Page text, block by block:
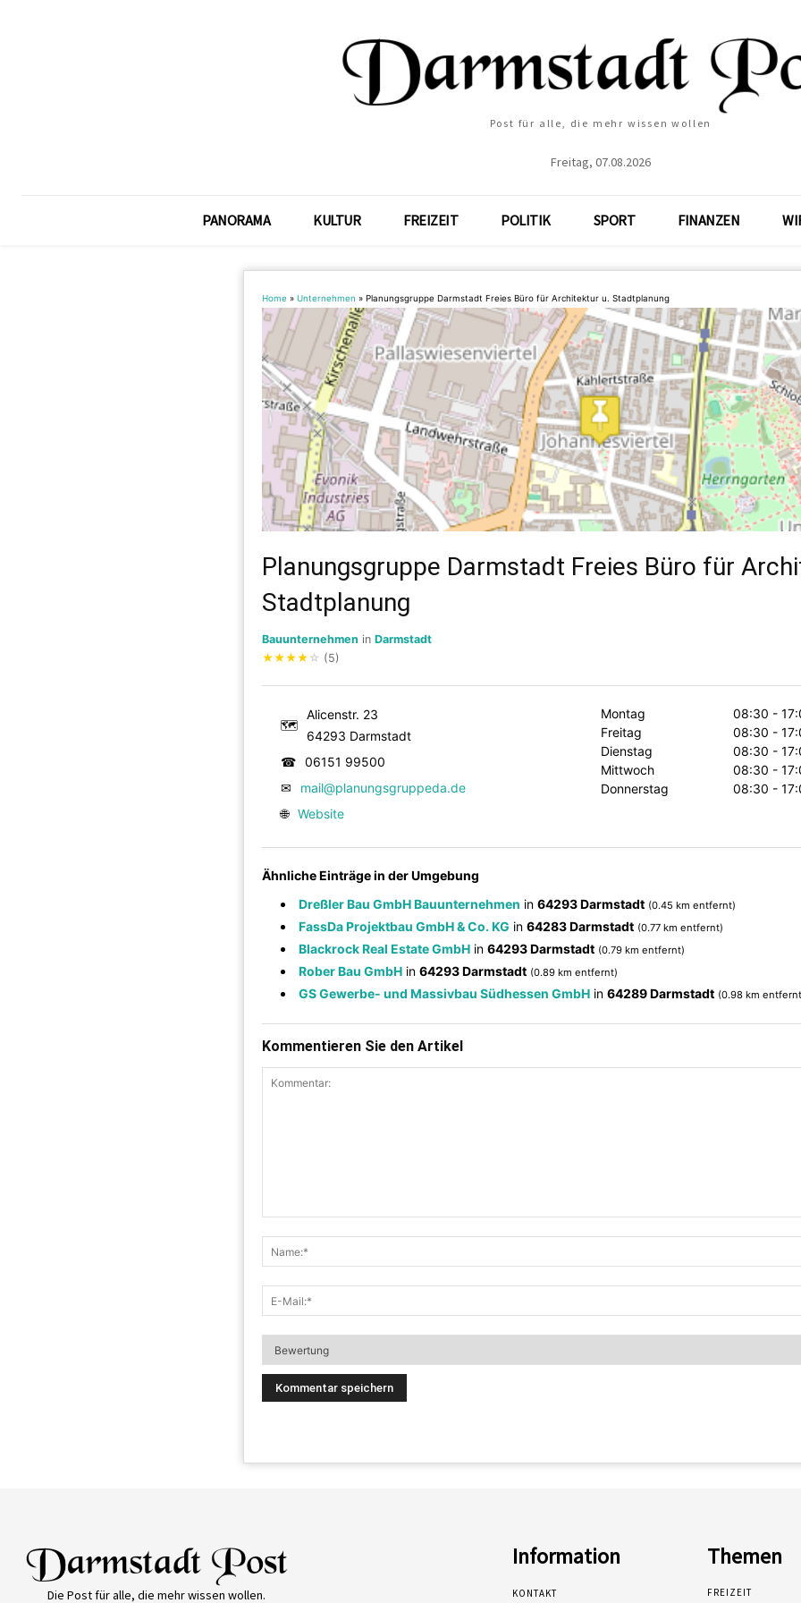
Post für alle, die mehr wissen wollen
Freitag, 07.08.2026
PANORAMA KULTUR FREIZEIT POLITIK SPORT FINANZEN
Home » Unternehmen » Planungsgruppe Darmstadt Freies Büro für Architektur u. Stadtplanung
Planungsgruppe Darmstadt Freies Büro für
Stadtplanung
Bauunternehmen in Darmstadt
★★★★ ☆ (5)
🗺
Alicenstr. 23
64293 Darmstadt
☎ 06151 99500
✉
mail@planungsgruppeda.de
🌐 Website
Montag
08:30 -
Freitag
08:30 -
Dienstag
08:30 -
Mittwoch
08:30 -
Donnerstag
08:30 -
Ähnliche Einträge in der Umgebung
Dreßler Bau GmbH Bauunternehmen in 64293 Darmstadt (0.45 km entfernt)
FassDa Projektbau GmbH & Co. KG in 64283 Darmstadt (0.77 km entfernt)
Blackrock Real Estate GmbH in 64293 Darmstadt (0.79 km entfernt)
Rober Bau GmbH in 64293 Darmstadt (0.89 km entfernt)
GS Gewerbe- und Massivbau Südhessen GmbH in 64289 Darmstadt (0.98 km
Kommentieren Sie den Artikel
Die Post für alle, die mehr wissen wollen.
Information
KONTAKT
Themen
FREIZEIT